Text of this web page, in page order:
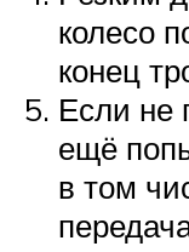
колесо
конец
Если не
ещё
в том